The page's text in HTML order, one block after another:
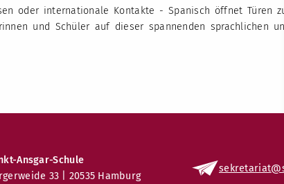
oder internationale Kontakte - Spanisch öffnet Türen
und Schüler auf dieser spannenden sprachlichen
Ansgar-Schule
33 | 20535 Hamburg
sekretariat